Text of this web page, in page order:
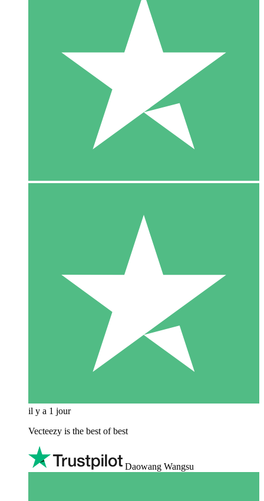
il y a 1 jour
Vecteezy is the best of best
Daowang Wangsu